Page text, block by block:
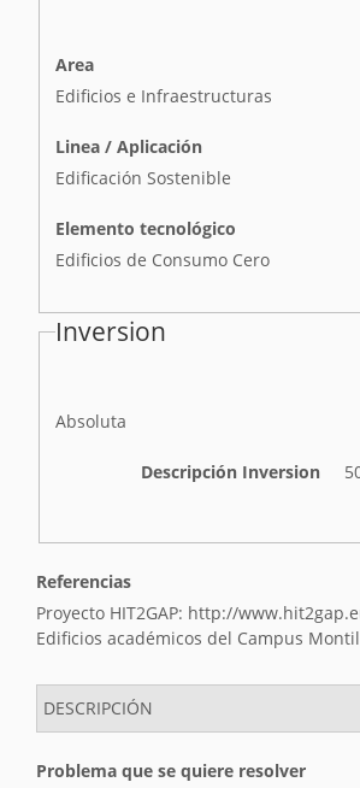
Area
Edificios e Infraestructuras
Linea / Aplicación
Edificación Sostenible
Elemento tecnológico
Edificios de Consumo Cero
Inversion
I
s
i
n
Absoluta
Descripción Inversion
Referencias
Proyecto HIT2GAP: http://
Edificios académicos del Campus
DESCRIPCIÓN
Problema que se quiere resolver